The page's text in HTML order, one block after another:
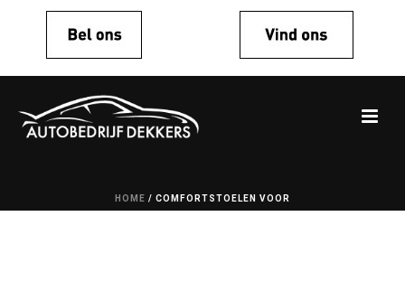
HOME / COMFORTSTOELEN VOOR